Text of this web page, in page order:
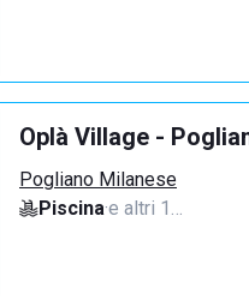
Oplà Village -
Pogliano Milanese
Piscina·e altri 1…